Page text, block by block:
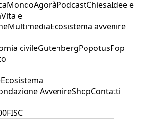
MondoAgoràPodcastChiesaIdee e
Vita e
MultimediaEcosistema avvenire
civileGutenbergPopotusPop
Ecosistema
AvvenireShopContatti
FISC